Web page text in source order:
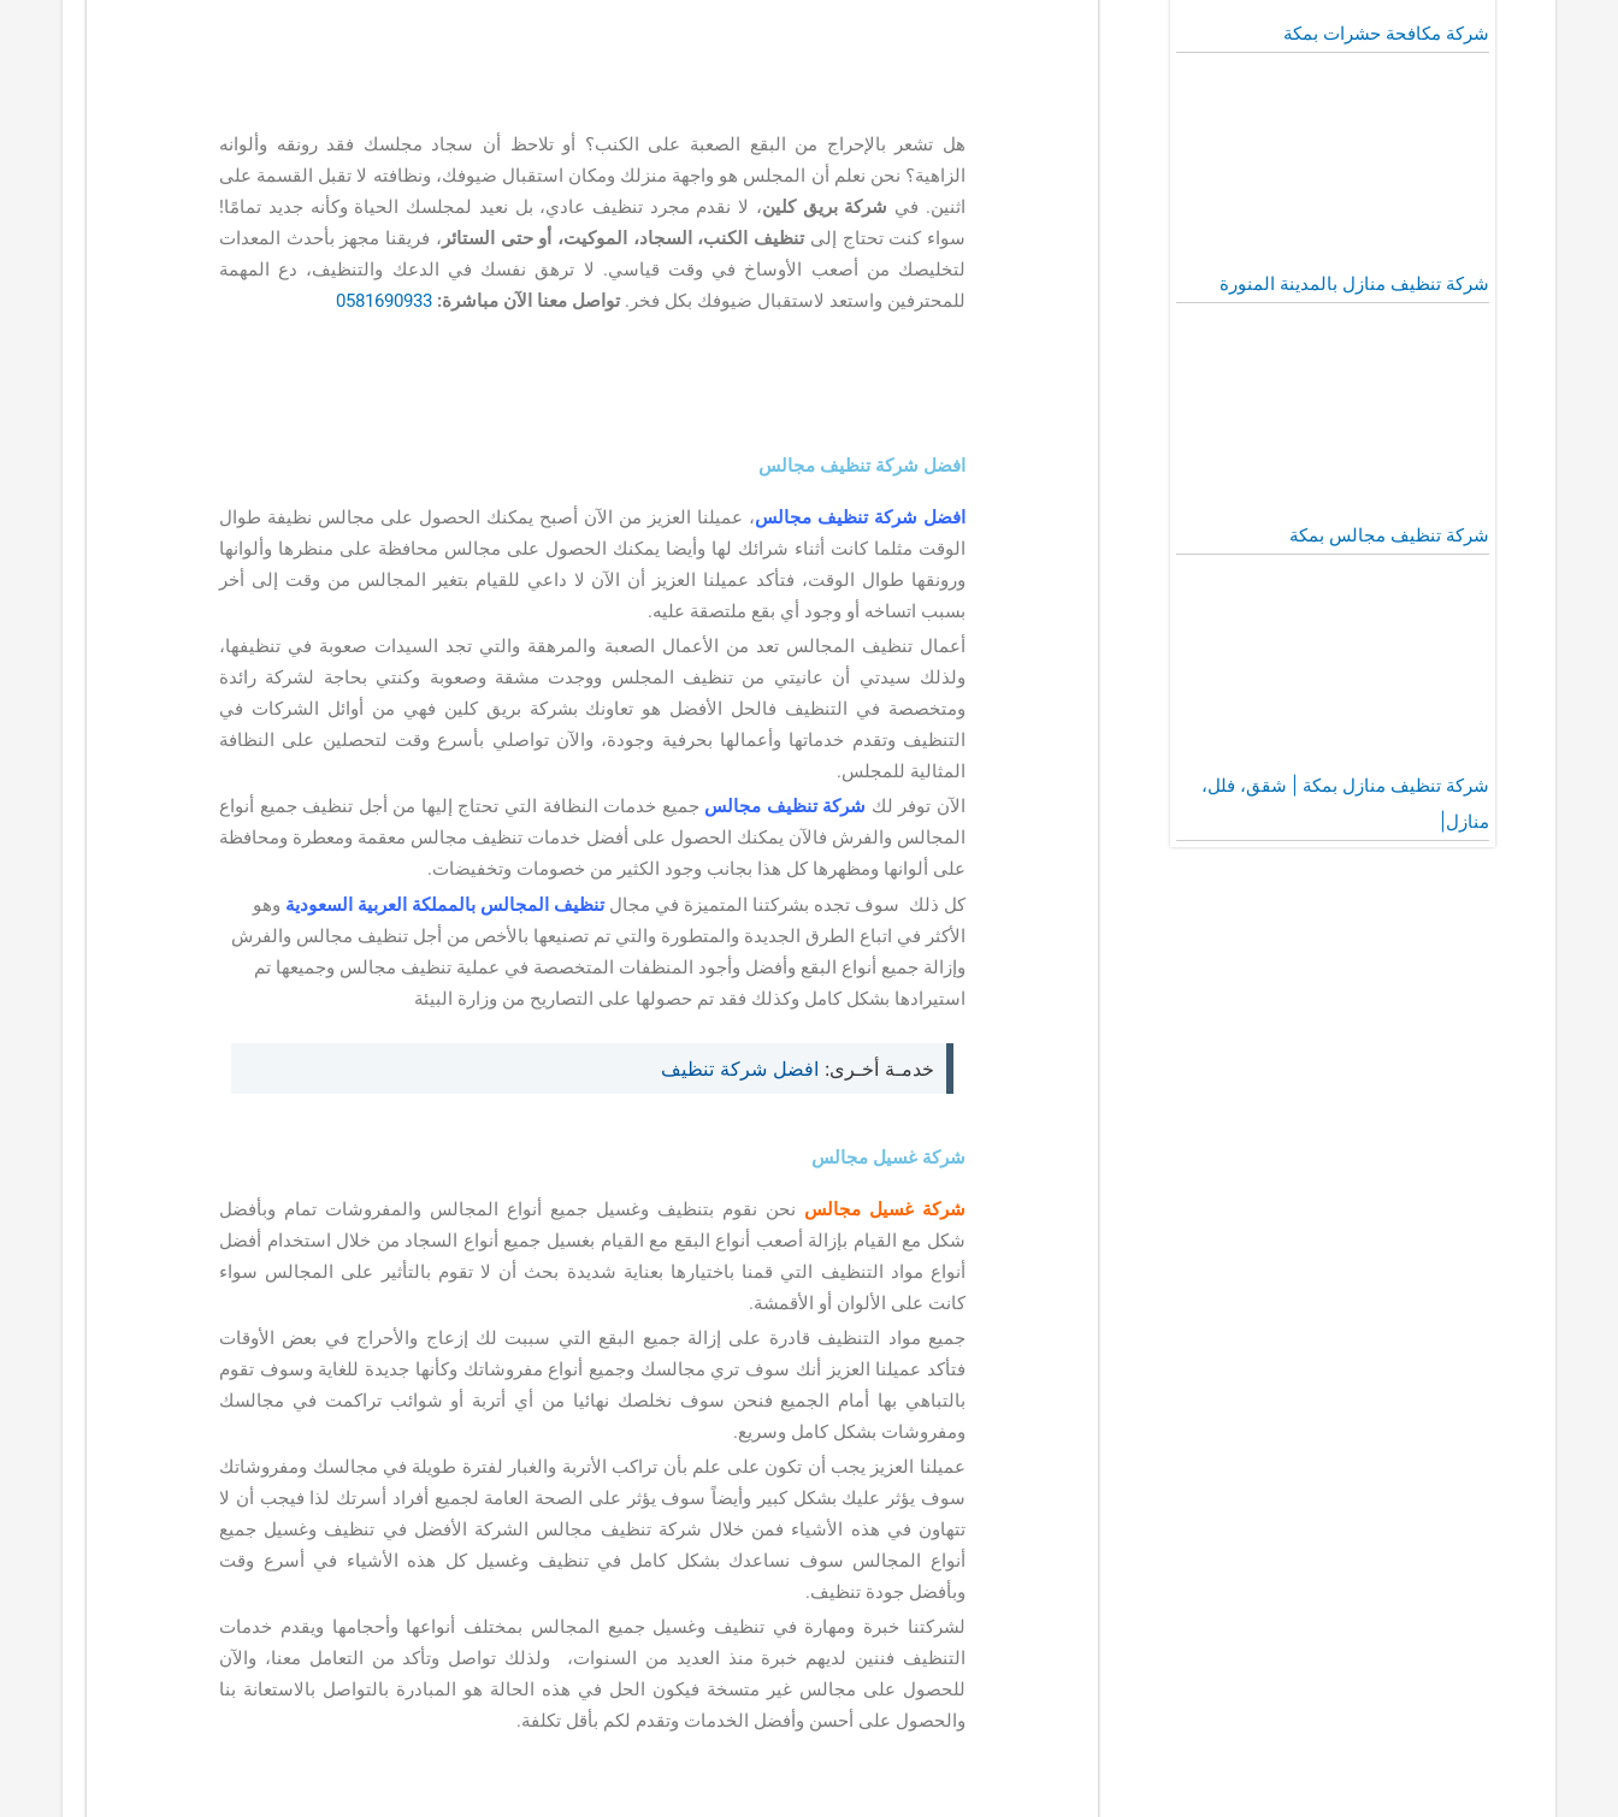
شركة مكافحة حشرات بمكة
شركة تنظيف منازل بالمدينة المنورة
شركة تنظيف مجالس بمكة
شركة تنظيف منازل بمكة | شقق، فلل،
منازل|
هل تشعر بالإحراج من البقع الصعبة على الكنب؟ أو تلاحظ أن سجاد مجلسك فقد رونقه وألوانه
الزاهية؟ نحن نعلم أن المجلس هو واجهة منزلك ومكان استقبال ضيوفك، ونظافته لا تقبل القسمة على
اثنين. في شركة بريق كلين، لا نقدم مجرد تنظيف عادي، بل نعيد لمجلسك الحياة وكأنه جديد تمامًا!
سواء كنت تحتاج إلىتنظيف الكنب، السجاد، الموكيت، أو حتى الستائر ، فريقنا مجهز بأحدث المعدات
لتخليصك من أصعب الأوساخ في وقت قياسي. لا ترهق نفسك في الدعك والتنظيف، دع المهمة
للمحترفين واستعد لاستقبال ضيوفك بكل فخر.تواصل معنا الآن مباشرة: 0581690933
افضل شركة تنظيف مجالس
افضل شركة تنظيف مجالس، عميلنا العزيز من الآن أصبح يمكنك الحصول على مجالس نظيفة طوال
الوقت مثلما كانت أثناء شرائك لها وأيضا يمكنك الحصول على مجالس محافظة على منظرها وألوانها
ورونقها طوال الوقت، فتأكد عميلنا العزيز أن الآن لا داعي للقيام بتغير المجالس من وقت إلى أخر
بسبب اتساخه أو وجود أي بقع ملتصقة عليه.
أعمال تنظيف المجالس تعد من الأعمال الصعبة والمرهقة والتي تجد السيدات صعوبة في تنظيفها،
ولذلك سيدتي أن عانيتي من تنظيف المجلس ووجدت مشقة وصعوبة وكنتي بحاجة لشركة رائدة
ومتخصصة في التنظيف فالحل الأفضل هو تعاونك بشركة بريق كلين فهي من أوائل الشركات في
التنظيف وتقدم خدماتها وأعمالها بحرفية وجودة، والآن تواصلي بأسرع وقت لتحصلين على النظافة
المثالية للمجلس.
الآن توفر لك شركة تنظيف مجالس جميع خدمات النظافة التي تحتاج إليها من أجل تنظيف جميع أنواع
المجالس والفرش فالآن يمكنك الحصول على أفضل خدمات تنظيف مجالس معقمة ومعطرة ومحافظة
على ألوانها ومظهرها كل هذا بجانب وجود الكثير من خصومات وتخفيضات.
كل ذلك سوف تجده بشركتنا المتميزة في مجالتنظيف المجالس بالمملكة العربية السعودية وهو
الأكثر في اتباع الطرق الجديدة والمتطورة والتي تم تصنيعها بالأخص من أجل تنظيف مجالس والفرش
وإزالة جميع أنواع البقع وأفضل وأجود المنظفات المتخصصة في عملية تنظيف مجالس وجميعها تم
استيرادها بشكل كامل وكذلك فقد تم حصولها على التصاريح من وزارة البيئة
خدمـة أخـرى: افضل شركة تنظيف
شركة غسيل مجالس
شركة غسيل مجالس نحن نقوم بتنظيف وغسيل جميع أنواع المجالس والمفروشات تمام وبأفضل
شكل مع القيام بإزالة أصعب أنواع البقع مع القيام بغسيل جميع أنواع السجاد من خلال استخدام أفضل
أنواع مواد التنظيف التي قمنا باختيارها بعناية شديدة بحث أن لا تقوم بالتأثير على المجالس سواء
كانت على الألوان أو الأقمشة.
جميع مواد التنظيف قادرة على إزالة جميع البقع التي سببت لك إزعاج والأحراج في بعض الأوقات
فتأكد عميلنا العزيز أنك سوف تري مجالسك وجميع أنواع مفروشاتك وكأنها جديدة للغاية وسوف تقوم
بالتباهي بها أمام الجميع فنحن سوف نخلصك نهائيا من أي أتربة أو شوائب تراكمت في مجالسك
ومفروشات بشكل كامل وسريع.
عميلنا العزيز يجب أن تكون على علم بأن تراكب الأتربة والغبار لفترة طويلة في مجالسك ومفروشاتك
سوف يؤثر عليك بشكل كبير وأيضاً سوف يؤثر على الصحة العامة لجميع أفراد أسرتك لذا فيجب أن لا
تتهاون في هذه الأشياء فمن خلال شركة تنظيف مجالس الشركة الأفضل في تنظيف وغسيل جميع
أنواع المجالس سوف نساعدك بشكل كامل في تنظيف وغسيل كل هذه الأشياء في أسرع وقت
وبأفضل جودة تنظيف.
لشركتنا خبرة ومهارة في تنظيف وغسيل جميع المجالس بمختلف أنواعها وأحجامها ويقدم خدمات
التنظيف فننين لديهم خبرة منذ العديد من السنوات، ولذلك تواصل وتأكد من التعامل معنا، والآن
للحصول على مجالس غير متسخة فيكون الحل في هذه الحالة هو المبادرة بالتواصل بالاستعانة بنا
والحصول على أحسن وأفضل الخدمات وتقدم لكم بأقل تكلفة.